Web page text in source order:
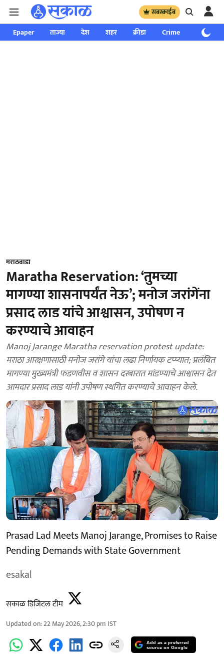
सबस्क्राईब
Epaper ताज्या देश शहर क्रीडा Crime साप्ताहिक
मराठवाडा
Maratha Reservation: ‘तुमच्या
मागण्या शासनापर्यंत नेऊ’; मनोज जरांगेंना
प्रसाद लाड यांचे आश्वासन, उपोषण न
करण्याचे आवाहन
Manoj Jarange Maratha reservation protest update:
मराठा आरक्षणासाठी मनोज जरांगे यांचा लढा निर्णायक टप्प्यात; प्रलंबित
मागण्या मुख्यमंत्री फडणवीस व शासन दरबारात मांडण्याचे आश्वासन देत
आमदार प्रसाद लाड यांनी उपोषण स्थगित करण्याचे आवाहन केले.
Prasad Lad Meets Manoj Jarange, Promises to Raise
Pending Demands with State Government
esakal
सकाळ डिजिटल टीम
Updated on:22 May 2026, 2:30 pm IST
Add as a preferred
source on Google